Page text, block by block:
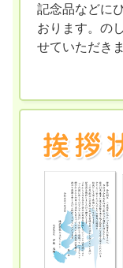
記念品などに
おります。の
せていただきま